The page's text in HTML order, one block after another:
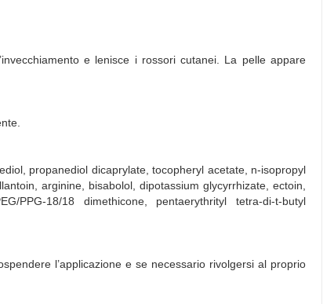
e lenisce i rossori cutanei. La pelle appare
propanediol dicaprylate, tocopheryl acetate, n-isopropyl
arginine, bisabolol, dipotassium glycyrrhizate, ectoin,
PPG-18/18 dimethicone, pentaerythrityl tetra-di-t-butyl
l’applicazione e se necessario rivolgersi al proprio